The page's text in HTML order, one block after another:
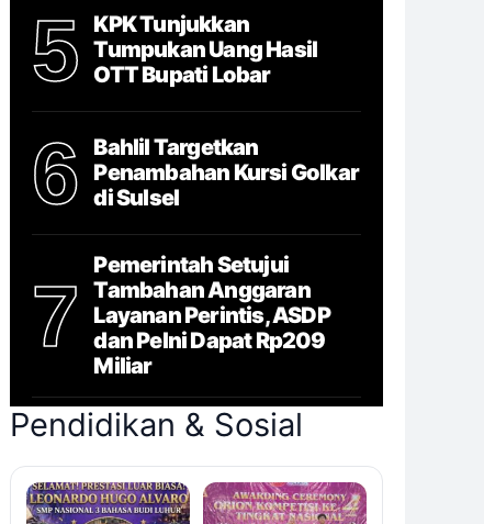
5
KPK Tunjukkan
Tumpukan Uang Hasil
OTT Bupati Lobar
6
Bahlil Targetkan
Penambahan Kursi Golkar
di Sulsel
7
Pemerintah Setujui
Tambahan Anggaran
Layanan Perintis, ASDP
dan Pelni Dapat Rp209
Miliar
Pendidikan & Sosial